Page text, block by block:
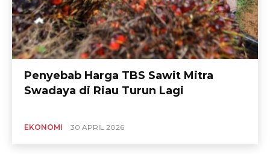
Penyebab Harga TBS Sawit Mitra
Swadaya di Riau Turun Lagi
EKONOMI 30 APRIL 2026